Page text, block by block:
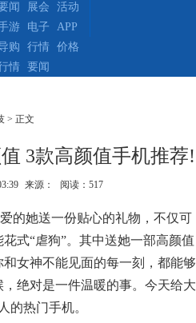
闻 展会
活动
游 电子
APP
购 行情
价格
情 要闻
> 正文
3款高颜值手机推荐!
来源： 阅读：517
的她送一份贴心的礼物，不仅可
式“虐狗”。其中送她一部高颜值
女神不能见面的每一刻，都能够
绝对是一件温暖的事。今天给大
的热门手机。